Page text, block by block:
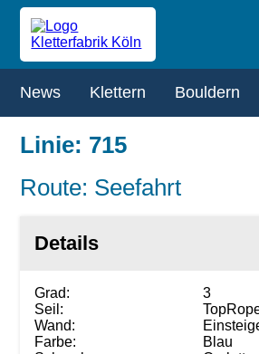
Zum
Hauptinhalt
springen
überspringen
News Klettern Bouldern
Linie: 715
Route: Seefahrt
Details
Grad:
3
Seil:
Wand:
Farbe:
Blau